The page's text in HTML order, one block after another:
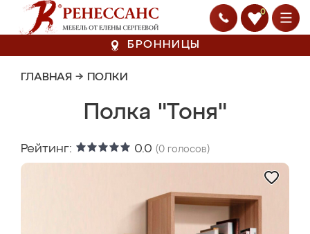
0
БРОННИЦЫ
ГЛАВНАЯ → ПОЛКИ
Полка "Тоня"
Рейтинг: 0.0 (0 голосов)